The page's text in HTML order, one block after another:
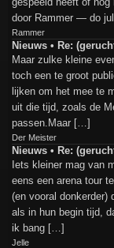
door Rammer — do
Rammer
Nieuws • Re:
Maar zulke kleine
toch een te groot
lijken om het mee te
uit die tijd, zoals de
passen.Maar […]
Der Meister
Nieuws • Re:
Iets kleiner mag van
eens een arena tour
(en vooral donkerder)
als in hun begin tijd,
ik bang […]
Jelle